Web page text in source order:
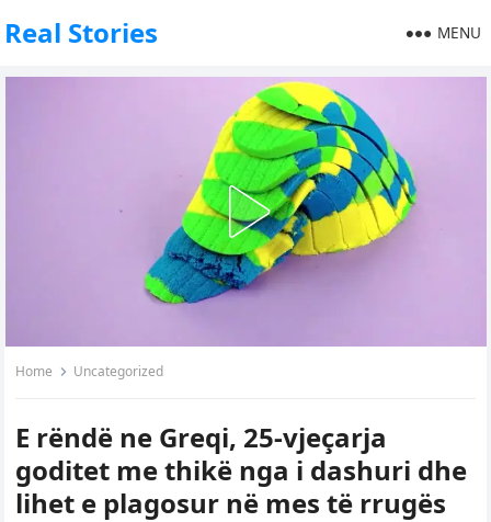
Real Stories MENU
Home Uncategorized
E rëndë ne Greqi, 25-vjeçarja
goditet me thikë nga i dashuri dhe
lihet e plagosur në mes të rrugës